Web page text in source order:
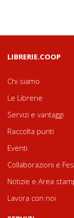
LIBRERIE.COOP
Chi siamo
Le Librerie
Servizi e vantaggi
Raccolta punti
Eventi
Collaborazioni e
Notizie e Area
Lavora con noi